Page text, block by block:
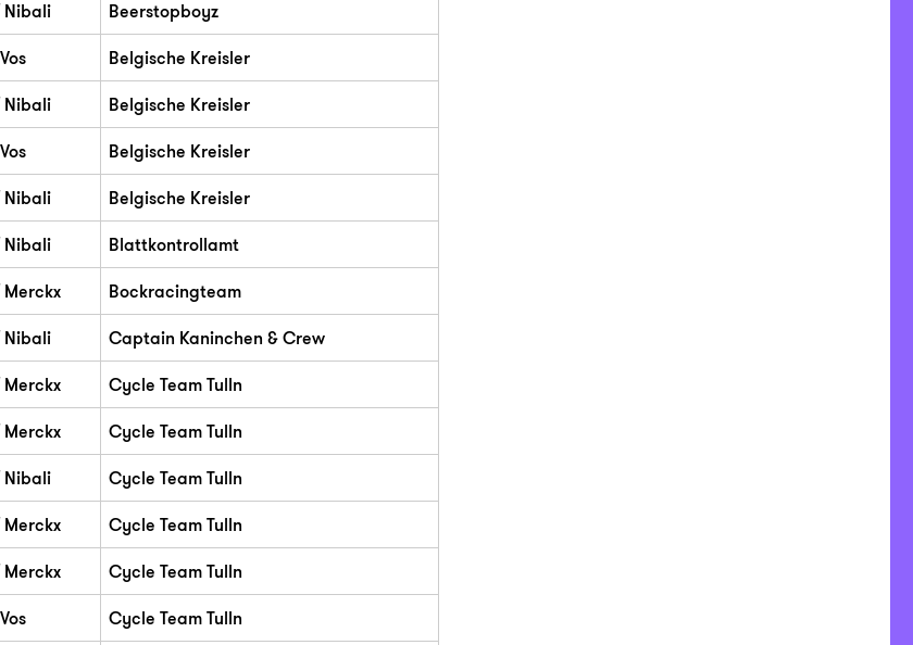
Nibali Beerstopboyz
Belgische Kreisler
Nibali Belgische Kreisler
Belgische Kreisler
Nibali Belgische Kreisler
Nibali Blattkontrollamt
Merckx Bockracingteam
Nibali Captain Kaninchen & Crew
Merckx Cycle Team Tulln
Merckx Cycle Team Tulln
Nibali Cycle Team Tulln
Merckx Cycle Team Tulln
Merckx Cycle Team Tulln
Cycle Team Tulln